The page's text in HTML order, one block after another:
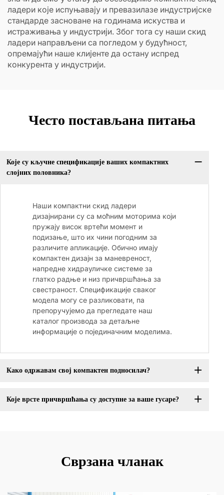
ладери које испуњавају и превазилазе индустријске
стандарде засноване на годинама искуства и
истраживања у индустрији. Због тога су наши скид
ладери направљени са погледом у будућност,
опремајући наше клијенте да остану испред
конкурента у индустрији.
Често постављана питања
Које су кључне спецификације ваших компактних
слојних половника?
Наши компактни скид ладери
дизајнирани су са моћним моторима који
пружају висок вртећи момент и
подизање, што их чини погодним за
различите апликације. Обично имају
компактен дизајн за маневреност,
напредне хидрауличке системе за
глатко радње и низ причвршћања за
свестраност. Спецификације сваког
модела могу се разликовати, па
препоручујемо да прегледате наш
каталог производа за детаљне
информације о појединачним моделима.
Како одржавам свој компактен подносилач?
Које врсте причвршћања су доступне за ваше гусаре?
Сврзана чланак